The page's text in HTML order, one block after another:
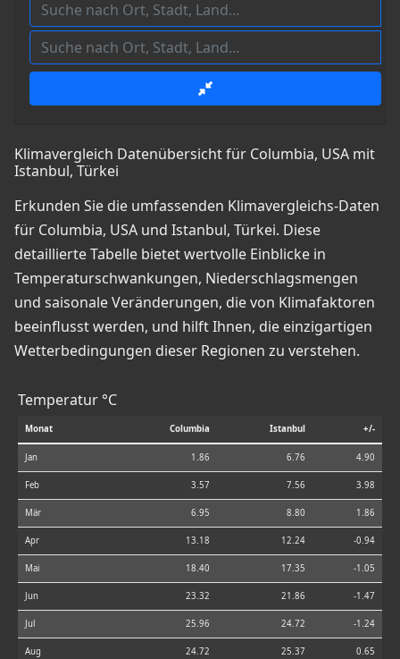
Klimavergleich Datenübersicht für Columbia, USA mit
Istanbul, Türkei
Erkunden Sie die umfassenden Klimavergleichs-Daten
für Columbia, USA und Istanbul, Türkei. Diese
detaillierte Tabelle bietet wertvolle Einblicke in
Temperaturschwankungen, Niederschlagsmengen
und saisonale Veränderungen, die von Klimafaktoren
beeinflusst werden, und hilft Ihnen, die einzigartigen
Wetterbedingungen dieser Regionen zu verstehen.
Temperatur °C
Monat Columbia Istanbul +/-
Jan 1.86 6.76 4.90
Feb 3.57 7.56 3.98
Mär 6.95 8.80 1.86
Apr 13.18 12.24 -0.94
Mai 18.40 17.35 -1.05
Jun 23.32 21.86 -1.47
Jul 25.96 24.72 -1.24
Aug 24.72 25.37 0.65